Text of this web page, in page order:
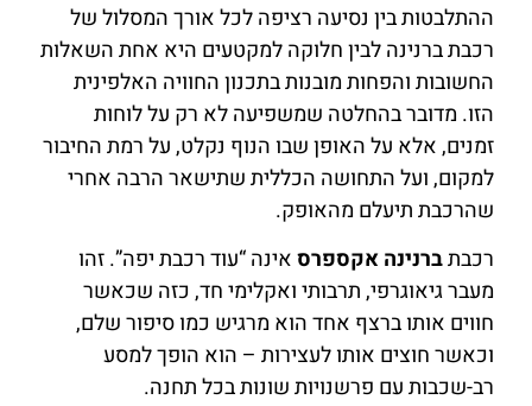
ההתלבטות בין נסיעה רציפה לכל אורך המסלול של
רכבת ברנינה לבין חלוקה למקטעים היא אחת השאלות
החשובות והפחות מובנות בתכנון החוויה האלפינית
הזו. מדובר בהחלטה שמשפיעה לא רק על לוחות
זמנים, אלא על האופן שבו הנוף נקלט, על רמת החיבור
למקום, ועל התחושה הכללית שתישאר הרבה אחרי
שהרכבת תיעלם מהאופק.
רכבתברנינה אקספרסאינה “עוד רכבת יפה”. זהו
מעבר גיאוגרפי, תרבותי ואקלימי חד, כזה שכאשר
חווים אותו ברצף אחד הוא מרגיש כמו סיפור שלם,
וכאשר חוצים אותו לעצירות – הוא הופך למסע
רב-שכבות עם פרשנויות שונות בכל תחנה.